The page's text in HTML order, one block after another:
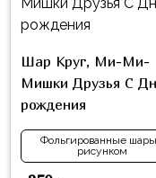
Шар Круг, Ми-Ми-
Мишки Друзья С
рождения
Фольгированные
рисунком
Буквы
Товары
для
праздника
Сервировка
Свечи
Спорт
Мамы,
Бабушки
Папы,
Дедушки